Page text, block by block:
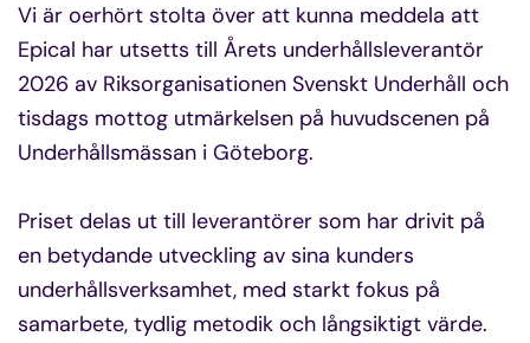
Vi är oerhört stolta över att kunna meddela att
Epical har utsetts till Årets underhållsleverantör
2026 av Riksorganisationen Svenskt Underhåll och
tisdags mottog utmärkelsen på huvudscenen på
Underhållsmässan i Göteborg.
Priset delas ut till leverantörer som har drivit på
en betydande utveckling av sina kunders
underhållsverksamhet, med starkt fokus på
samarbete, tydlig metodik och långsiktigt värde.